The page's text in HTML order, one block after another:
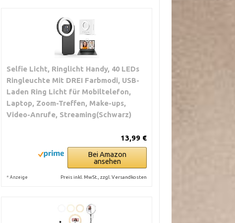
Selfie Licht, Ringlicht Handy, 40 LEDs
Ringleuchte Mit DREI Farbmodi, USB-
Laden Ring Licht für Mobiltelefon,
Laptop, Zoom-Treffen, Make-ups,
Video-Anrufe, Streaming(Schwarz)
13,99 €
Bei Amazon
ansehen
* Anzeige Preis inkl. MwSt., zzgl. Versandkosten